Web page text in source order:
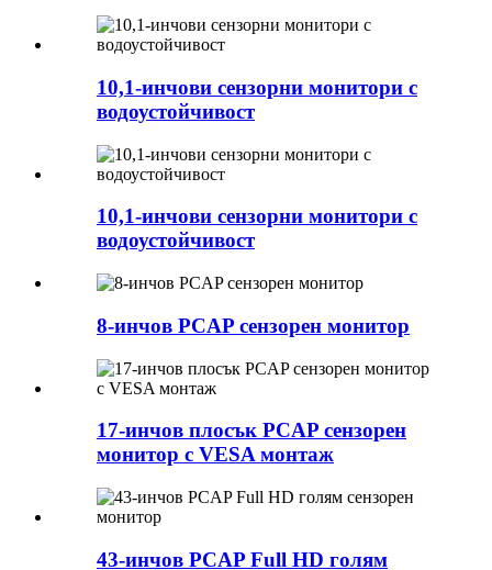
10,1-инчови сензорни монитори с
водоустойчивост
10,1-инчови сензорни монитори с
водоустойчивост
8-инчов PCAP сензорен монитор
17-инчов плосък PCAP сензорен
монитор с VESA монтаж
43-инчов PCAP Full HD голям